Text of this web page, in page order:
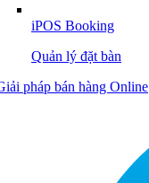
iPOS Booking
Quản lý đặt bàn
pháp bán hàng Online